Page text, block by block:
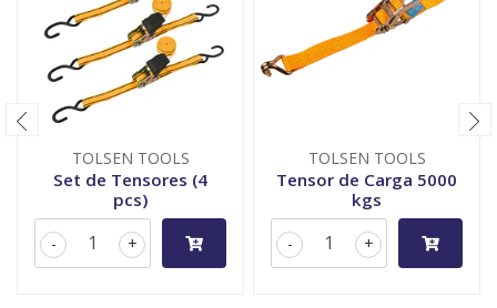
TOLSEN TOOLS
Set de Tensores (4
pcs)
+
-
TOLSEN TOOLS
Tensor de Carga 5000
kgs
+
-